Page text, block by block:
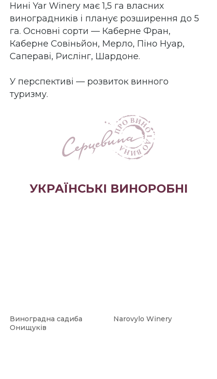
Нині Yar Winery має 1,5 га власних
виноградників і планує розширення до 5
га. Основні сорти — Каберне Фран,
Каберне Совіньйон, Мерло, Піно Нуар,
Сапераві, Рислінг, Шардоне.
У перспективі — розвиток винного
туризму.
УКРАЇНСЬКІ ВИНОРОБНІ
Виноградна садиба
Онищуків
Narovylo Winery